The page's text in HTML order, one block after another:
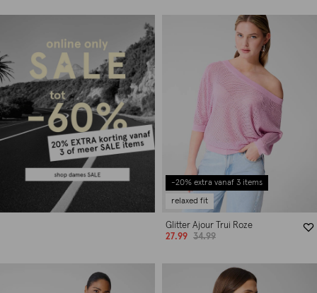
-20% extra vanaf 3 items
relaxed fit
Glitter Ajour Trui Roze
27.99
34.99